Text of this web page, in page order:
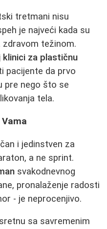
tretmani nisu
je najveći kada su
zdravom težinom.
klinici za plastičnu
pacijente da prvo
pre nego što se
tela.
i jedinstven za
a ne sprint.
svakodnevnog
pronalaženje radosti
- je neprocenjivo.
sa savremenim